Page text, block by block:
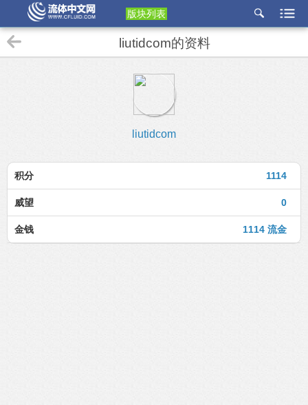
版块列表
etu
liutidcom的资料
liutidcom
1114
积分
0
威望
1114 流金
金钱